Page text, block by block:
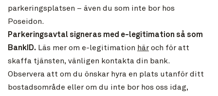
parkeringsplatsen – även du som inte bor hos
Poseidon.
Parkeringsavtal signeras med e-legitimation så som
BankID. Läs mer om e-legitimation häroch för att
skaffa tjänsten, vänligen kontakta din bank.
Observera att om du önskar hyra en plats utanför ditt
bostadsområde eller om du inte bor hos oss idag,